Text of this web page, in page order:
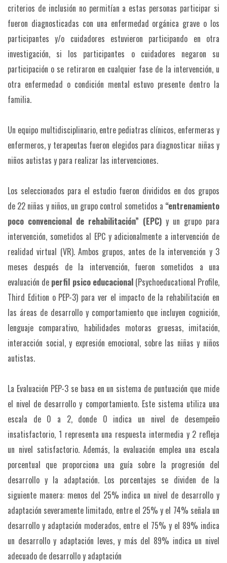
criterios de inclusión no permitían a estas personas participar si
fueron diagnosticadas con una enfermedad orgánica grave o los
participantes y/o cuidadores estuvieron participando en otra
investigación, si los participantes o cuidadores negaron su
participación o se retiraron en cualquier fase de la intervención, u
otra enfermedad o condición mental estuvo presente dentro la
familia.
Un equipo multidisciplinario, entre pediatras clínicos, enfermeras y
enfermeros, y terapeutas fueron elegidos para diagnosticar niñas y
niños autistas y para realizar las intervenciones.
Los seleccionados para el estudio fueron divididos en dos grupos
de 22 niñas y niños, un grupo control sometidos a “entrenamiento
poco convencional de rehabilitación” (EPC) y un grupo para
intervención, sometidos al EPC y adicionalmente a intervención de
realidad virtual (VR). Ambos grupos, antes de la intervención y 3
meses después de la intervención, fueron sometidos a una
evaluación de perfil psico educacional(Psychoeducational Profile,
Third Edition o PEP-3) para ver el impacto de la rehabilitación en
las áreas de desarrollo y comportamiento que incluyen cognición,
lenguaje comparativo, habilidades motoras gruesas, imitación,
interacción social, y expresión emocional, sobre las niñas y niños
autistas.
La Evaluación PEP-3 se basa en un sistema de puntuación que mide
el nivel de desarrollo y comportamiento. Este sistema utiliza una
escala de 0 a 2, donde 0 indica un nivel de desempeño
insatisfactorio, 1 representa una respuesta intermedia y 2 refleja
un nivel satisfactorio. Además, la evaluación emplea una escala
porcentual que proporciona una guía sobre la progresión del
desarrollo y la adaptación. Los porcentajes se dividen de la
siguiente manera: menos del 25% indica un nivel de desarrollo y
adaptación severamente limitado, entre el 25% y el 74% señala un
desarrollo y adaptación moderados, entre el 75% y el 89% indica
un desarrollo y adaptación leves, y más del 89% indica un nivel
adecuado de desarrollo y adaptación